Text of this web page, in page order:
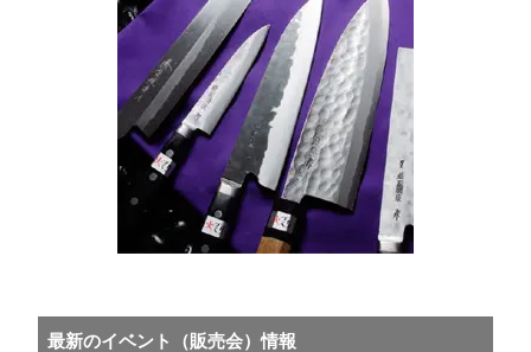
最新のイベント（販売会）情報